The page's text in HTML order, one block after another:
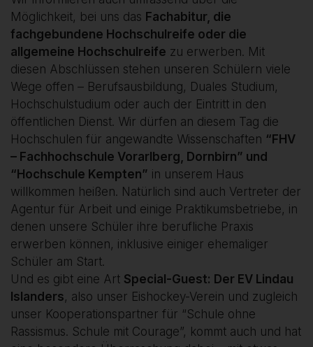
Möglichkeit, bei uns das Fachabitur, die
fachgebundene Hochschulreife oder die
allgemeine Hochschulreife zu erwerben. Mit
diesen Abschlüssen stehen unseren Schülern viele
Wege offen – Berufsausbildung, Duales Studium,
Hochschulstudium oder auch der Eintritt in den
öffentlichen Dienst. Wir dürfen an diesem Tag die
Hochschulen für angewandte Wissenschaften “FHV
– Fachhochschule Vorarlberg, Dornbirn” und
“Hochschule Kempten” in unserem Haus
willkommen heißen. Natürlich sind auch Vertreter der
Agentur für Arbeit und einige Praktikumsbetriebe, in
denen unsere Schüler ihre berufliche Praxis
erwerben können, inklusive einiger ehemaliger
Schüler am Start.
Und es gibt eine Art Special-Guest: Der EV Lindau
Islanders, also unser Eishockey-Verein und zugleich
unser Kooperationspartner für “Schule ohne
Rassismus. Schule mit Courage”, kommt auch und hat